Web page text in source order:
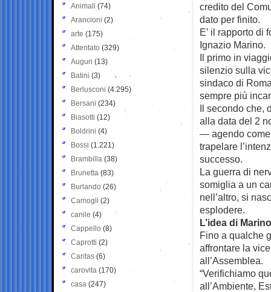
credito del
dato per finito.
E’ il rapporto di
Ignazio Marino.
Il primo in
silenzio sulla
sindaco di
sempre più
Il secondo che,
alla data del 2
— agendo come
trapelare
successo.
La guerra di
somiglia a un
nell’altro, si
esplodere.
L’idea di
Fino a qualche
affrontare la
all’Assemblea.
“Verifichiamo
all’Ambiente,
Animali (74)
Arancioni (2)
arte (175)
Attentato (329)
Auguri (13)
Batini (3)
Berlusconi (4.295)
Bersani (234)
Biasotti (12)
Boldrini (4)
Bossi (1.221)
Brambilla (38)
Brunetta (83)
Burlando (26)
Camogli (2)
canile (4)
Cappello (8)
Caprotti (2)
Caritas (6)
carovita (170)
casa (247)